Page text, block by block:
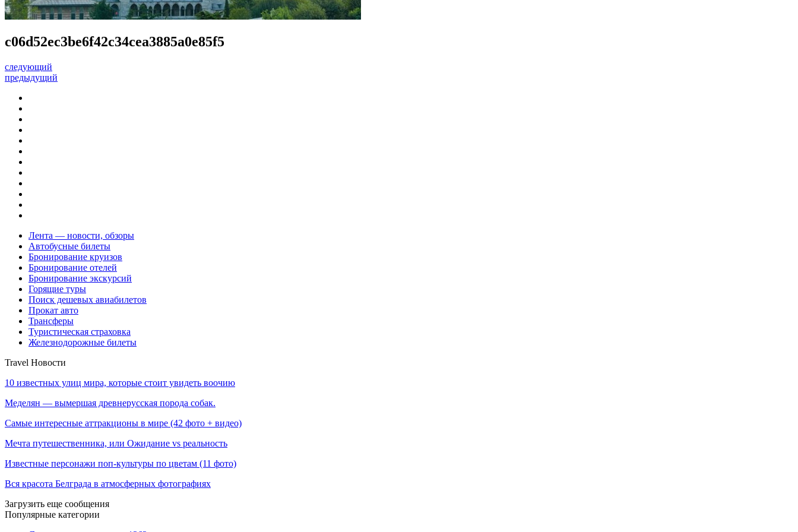
c06d52ec3be6f42c34cea3885a0e85f5
следующий
предыдущий
Лента — новости, обзоры
Автобусные билеты
Бронирование круизов
Бронирование отелей
Бронирование экскурсий
Горящие туры
Поиск дешевых авиабилетов
Прокат авто
Трансферы
Туристическая страховка
Железнодорожные билеты
Travel Новости
10 известных улиц мира, которые стоит увидеть воочию
Меделян — вымершая древнерусская порода собак.
Самые интересные аттракционы в мире (42 фото + видео)
Мечта путешественника, или Ожидание vs реальность
Известные персонажи поп-культуры по цветам (11 фото)
Вся красота Белграда в атмосферных фотографиях
Загрузить еще сообщения
Популярные категории